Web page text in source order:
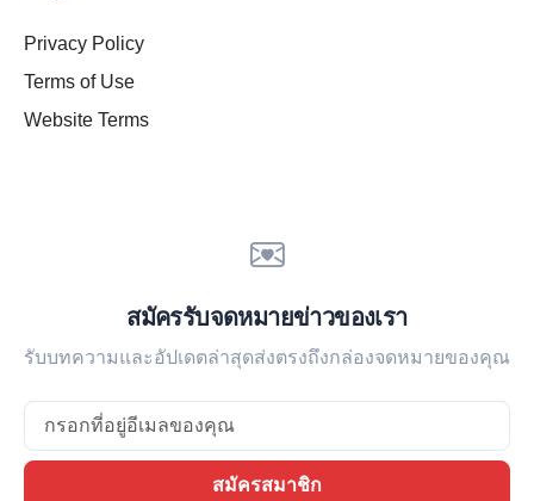
Privacy Policy
Terms of Use
Website Terms
สมัครรับจดหมายข่าวของเรา
รับบทความและอัปเดตล่าสุดส่งตรงถึงกล่องจดหมายของคุณ
สมัครสมาชิก